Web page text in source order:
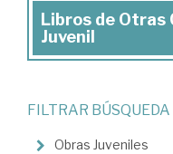
Libros
de
Categorías
>
Libros de
Juvenil
FILTRAR
Obras Juveniles